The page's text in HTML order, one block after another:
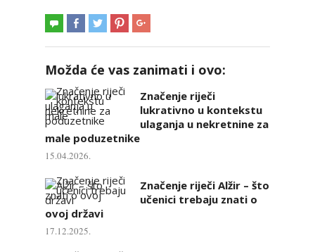
Možda će vas zanimati i ovo:
Značenje riječi
lukrativno u kontekstu
ulaganja u nekretnine za
male poduzetnike
15.04.2026.
Značenje riječi Alžir – što
učenici trebaju znati o
ovoj državi
17.12.2025.